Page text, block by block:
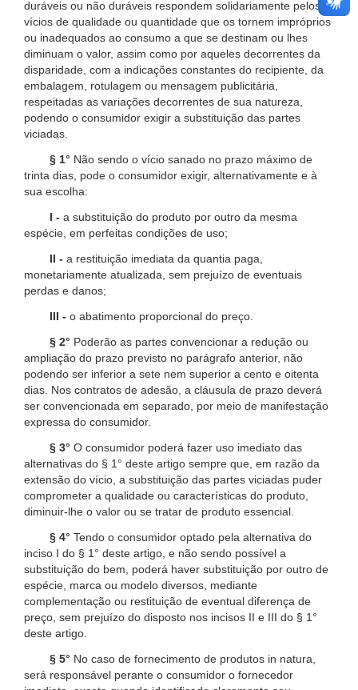
duráveis ou não duráveis respondem solidariamente pelos
vícios de qualidade ou quantidade que os tornem impróprios
ou inadequados ao consumo a que se destinam ou lhes
diminuam o valor, assim como por aqueles decorrentes da
disparidade, com a indicações constantes do recipiente, da
embalagem, rotulagem ou mensagem publicitária,
respeitadas as variações decorrentes de sua natureza,
podendo o consumidor exigir a substituição das partes
viciadas.
§ 1° Não sendo o vício sanado no prazo máximo de
trinta dias, pode o consumidor exigir, alternativamente e à
sua escolha:
I - a substituição do produto por outro da mesma
espécie, em perfeitas condições de uso;
II - a restituição imediata da quantia paga,
monetariamente atualizada, sem prejuízo de eventuais
perdas e danos;
III - o abatimento proporcional do preço.
§ 2° Poderão as partes convencionar a redução ou
ampliação do prazo previsto no parágrafo anterior, não
podendo ser inferior a sete nem superior a cento e oitenta
dias. Nos contratos de adesão, a cláusula de prazo deverá
ser convencionada em separado, por meio de manifestação
expressa do consumidor.
§ 3° O consumidor poderá fazer uso imediato das
alternativas do § 1° deste artigo sempre que, em razão da
extensão do vício, a substituição das partes viciadas puder
comprometer a qualidade ou características do produto,
diminuir-lhe o valor ou se tratar de produto essencial.
§ 4° Tendo o consumidor optado pela alternativa do
inciso I do § 1° deste artigo, e não sendo possível a
substituição do bem, poderá haver substituição por outro de
espécie, marca ou modelo diversos, mediante
complementação ou restituição de eventual diferença de
preço, sem prejuízo do disposto nos incisos II e III do § 1°
deste artigo.
§ 5° No caso de fornecimento de produtos in natura,
será responsável perante o consumidor o fornecedor